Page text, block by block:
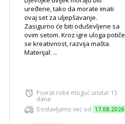
uređene, tako da morate imati
ovaj set za uljepšavanje.
Zasigurno će biti oduševljene sa
ovim setom. Kroz igre uloga potiče
se kreativnost, razvija mašta.
Materijal: ...
Povrat robe moguć unutar 15
dana
Dostavljamo već od 17.08.2026